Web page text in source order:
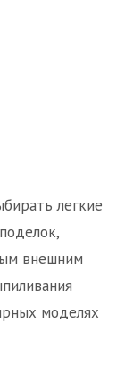
легкие
внешним
моделях